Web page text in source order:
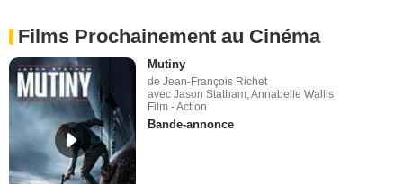
Films Prochainement au Cinéma
Mutiny
de Jean-François Richet
avec Jason Statham, Annabelle Wallis
Film - Action
Bande-annonce